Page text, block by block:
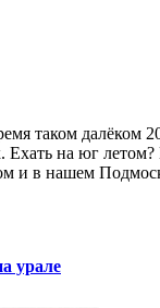
таком далёком
Ехать на юг
и в нашем
урале